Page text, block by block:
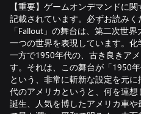
【重要】ゲームオンデマンドに
記載されています。必ずお読みく
「Fallout」の舞台は、第二次世
一つの世界を表現しています。化
一方で1950年代の、古き良きア
す。それは、この舞台が「1950
という、非常に斬新な設定を元
代のアメリカというと、何を連
誕生、人気を博したアメリカ車